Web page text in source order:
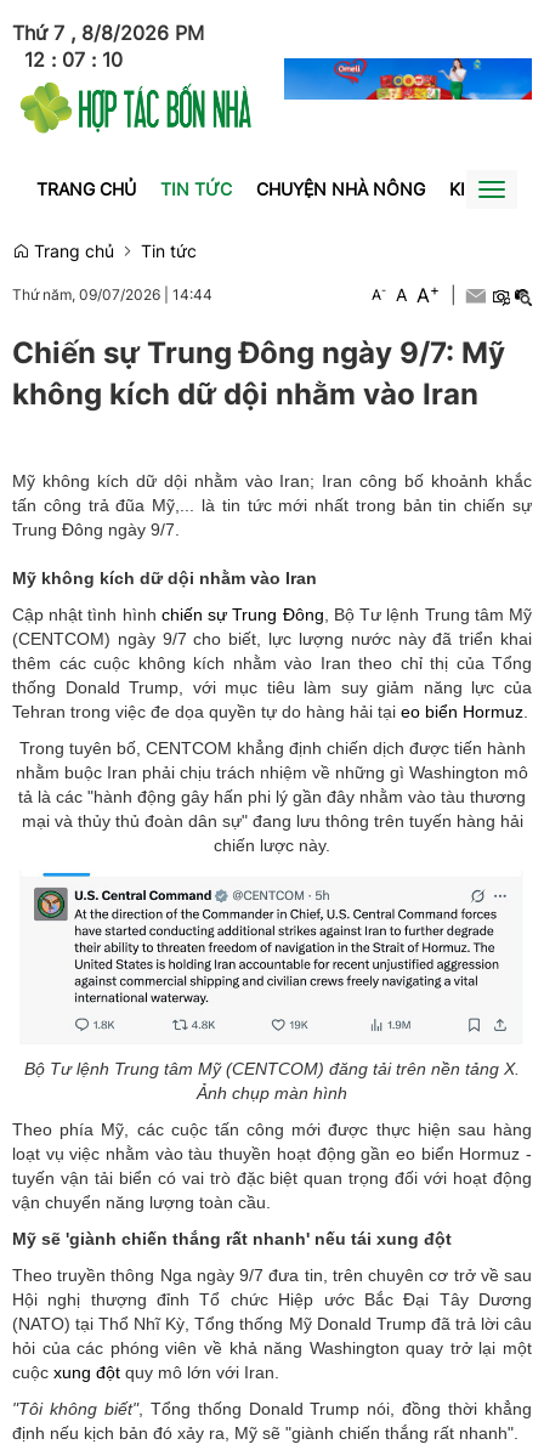
Thứ 7 , 8/8/2026
12 : 07 : 11
PM
TRANG CHỦ TIN TỨC CHUYỆN NHÀ NÔNG KINH TẾToggle
Trang chủ
Tin tức
Thứ năm, 09/07/2026 14:44 A- A A+
Chiến sự Trung Đông ngày 9/7: Mỹ
không kích dữ dội nhằm vào Iran
Mỹ không kích dữ dội nhằm vào Iran; Iran công bố khoảnh khắc
tấn công trả đũa Mỹ,... là tin tức mới nhất trong bản tin chiến sự
Trung Đông ngày 9/7.
Mỹ không kích dữ dội nhằm vào Iran
Cập nhật tình hình chiến sự Trung Đông , Bộ Tư lệnh Trung tâm Mỹ
(CENTCOM) ngày 9/7 cho biết, lực lượng nước này đã triển khai
thêm các cuộc không kích nhằm vào Iran theo chỉ thị của Tổng
thống Donald Trump, với mục tiêu làm suy giảm năng lực của
Tehran trong việc đe dọa quyền tự do hàng hải tại eo biển Hormuz
Trong tuyên bố, CENTCOM khẳng định chiến dịch được tiến hành
nhằm buộc Iran phải chịu trách nhiệm về những gì Washington mô
tả là các "hành động gây hấn phi lý gần đây nhằm vào tàu thương
mại và thủy thủ đoàn dân sự" đang lưu thông trên tuyến hàng hải
chiến lược này.
Bộ Tư lệnh Trung tâm Mỹ (CENTCOM) đăng tải trên nền tảng X.
Ảnh chụp màn hình
Theo phía Mỹ, các cuộc tấn công mới được thực hiện sau hàng
loạt vụ việc nhằm vào tàu thuyền hoạt động gần eo biển Hormuz -
tuyến vận tải biển có vai trò đặc biệt quan trọng đối với hoạt động
vận chuyển năng lượng toàn cầu.
Mỹ sẽ 'giành chiến thắng rất nhanh' nếu tái xung đột
Theo truyền thông Nga ngày 9/7 đưa tin, trên chuyên cơ trở về sau
Hội nghị thượng đỉnh Tổ chức Hiệp ước Bắc Đại Tây Dương
(NATO) tại Thổ Nhĩ Kỳ, Tổng thống Mỹ Donald Trump đã trả lời câu
hỏi của các phóng viên về khả năng Washington quay trở lại một
cuộc xung đột quy mô lớn với Iran.
"Tôi không biết", Tổng thống Donald Trump nói, đồng thời khẳng
định nếu kịch bản đó xảy ra, Mỹ sẽ "giành chiến thắng rất nhanh".